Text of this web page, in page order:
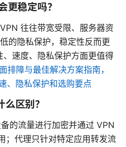
更稳定吗？
往往带宽受限、服务器资
的隐私保护，稳定性反而更
速度、隐私保护方面更值得
排障与最佳解决方案指南，
、隐私保护和选购要点
区别？
的流量进行加密并通过 VPN
；代理只针对特定应用转发流